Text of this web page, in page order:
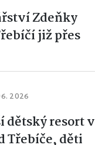
Zdeňky
již přes
2026
dětský resort v
Třebíče, děti